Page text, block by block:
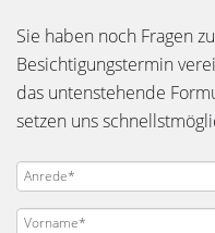
Sie haben noch Fragen
Besichtigungstermin
das untenstehende
setzen uns